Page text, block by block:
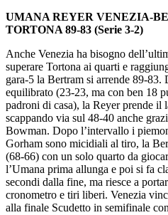
UMANA REYER VENEZIA-
TORTONA 89-83 (Serie 3-2)
Anche Venezia ha bisogno
superare Tortona ai quarti e
gara-5 la Bertram si arrende 89-
equilibrato (23-23, ma con ben 18
padroni di casa), la Reyer prende il
scappando via sul 48-40 anche
Bowman. Dopo l’intervallo i
Gorham sono micidiali al tiro, la
(68-66) con un solo quarto da
l’Umana prima allunga e poi si fa
secondi dalla fine, ma riesce a
cronometro e tiri liberi. Venezia
alla finale Scudetto in semifinale